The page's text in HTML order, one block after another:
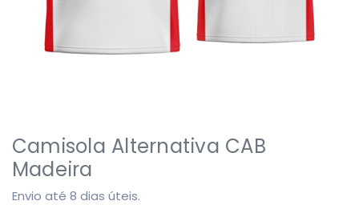
Camisola Alternativa CAB
Madeira
Envio até 8 dias úteis.